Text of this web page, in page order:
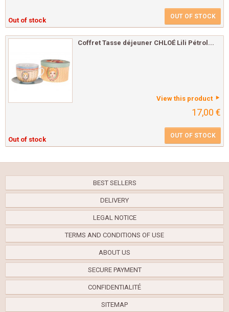
Out of stock OUT OF STOCK
Coffret Tasse déjeuner CHLOÉ Lili Pétrol...
View this product
17,00 €
Out of stock OUT OF STOCK
BEST SELLERS
DELIVERY
LEGAL NOTICE
TERMS AND CONDITIONS OF USE
ABOUT US
SECURE PAYMENT
CONFIDENTIALITÉ
SITEMAP